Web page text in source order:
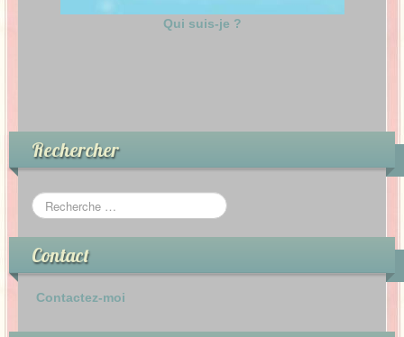
Qui suis-je ?
Rechercher
Contact
Contactez-moi